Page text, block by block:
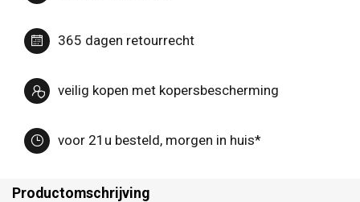
365 dagen retourrecht
veilig kopen met kopersbescherming
voor 21u besteld, morgen in huis*
Productomschrijving